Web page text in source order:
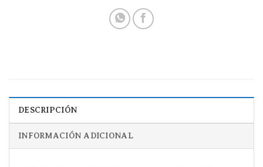
DESCRIPCIÓN
INFORMACIÓN ADICIONAL